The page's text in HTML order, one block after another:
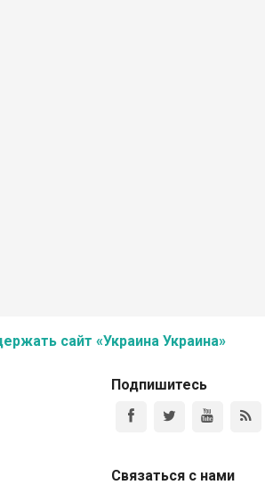
сайт «Украина Украина»
Подпишитесь
Связаться с нами